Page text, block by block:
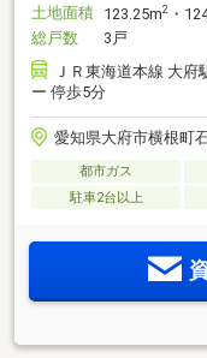
土地面積 123.25m2 ・
総戸数
3戸
ＪＲ東海道本線 大
ー 停歩5分
愛知県大府市横根町
都市ガス
駐車2台以上